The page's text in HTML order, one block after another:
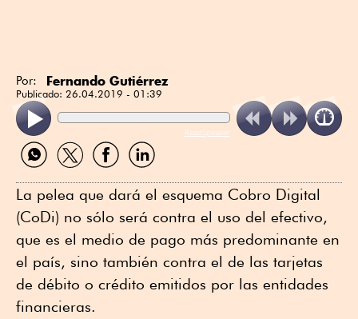
Por: Fernando Gutiérrez
Publicado: 26.04.2019 - 01:39
ReadSpeaker
Compartir
por
Compartir
por
Compartir
por
Compartir
por
La pelea que dará el esquema Cobro Digital
(CoDi) no sólo será contra el uso del efectivo,
que es el medio de pago más predominante en
el país, sino también contra el de las tarjetas
de débito o crédito emitidos por las entidades
financieras.